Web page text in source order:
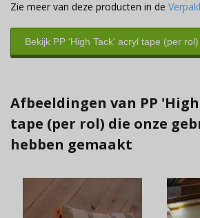
Zie meer van deze producten in de
Bekijk PP 'High Tack' acryl tape (per rol)
Afbeeldingen van PP
tape (per rol) die onze
hebben gemaakt